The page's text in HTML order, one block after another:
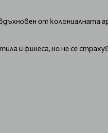
от колониалната
и финеса, но не се